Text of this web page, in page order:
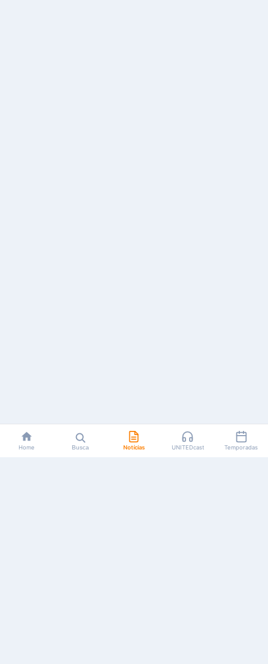
Home Busca Notícias UNITEDcast Temporadas